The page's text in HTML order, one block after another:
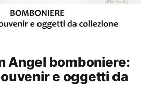
Angel bomboniere:
e oggetti da